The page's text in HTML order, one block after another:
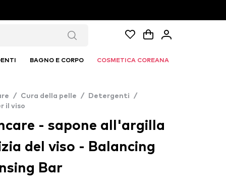
BAGNO E CORPO COSMETICA COREANA
/ Cura della pelle / Detergenti
/
il viso
- sapone all'argilla
del viso - Balancing
Bar